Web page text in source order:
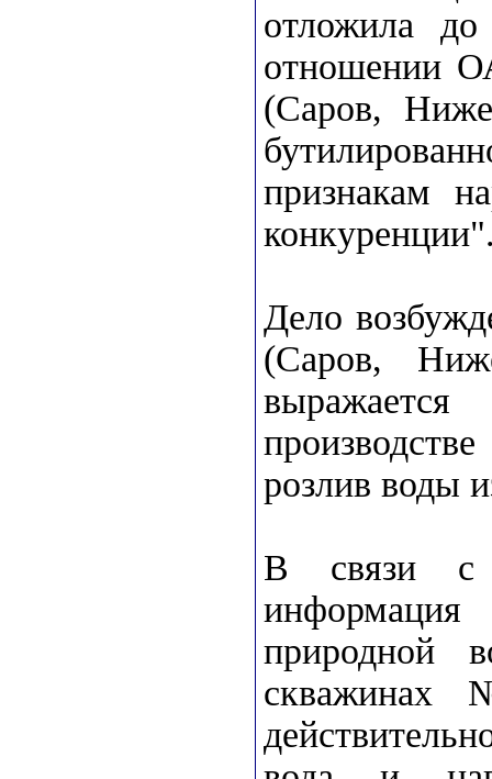
отложила
отношении
(Саров,
признакам
Дело
(Саров,
розлив воды
В связи с
природной